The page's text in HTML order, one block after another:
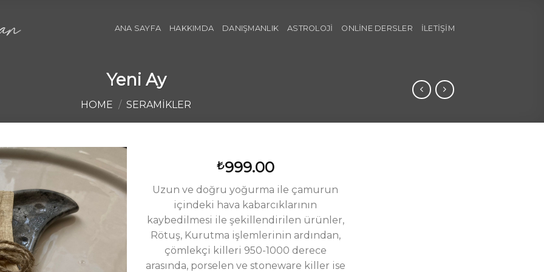
ANA SAYFA HAKKIMDA DANIŞMANLIK ASTROLOJI ONLINE DERSLER İLETIŞIM
Yeni Ay
HOME / SERAMIKLER
₺999.00
Uzun ve doğru yoğurma ile çamurun
içindeki hava kabarcıklarının
kaybedilmesi ile şekillendirilen ürünler,
Rötuş, Kurutma işlemlerinin ardından,
çömlekçi killeri 950-1000 derece
arasında, porselen ve stoneware killer ise